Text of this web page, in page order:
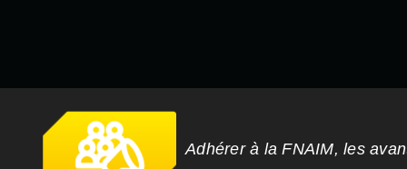
Adhérer à la FNAIM, les